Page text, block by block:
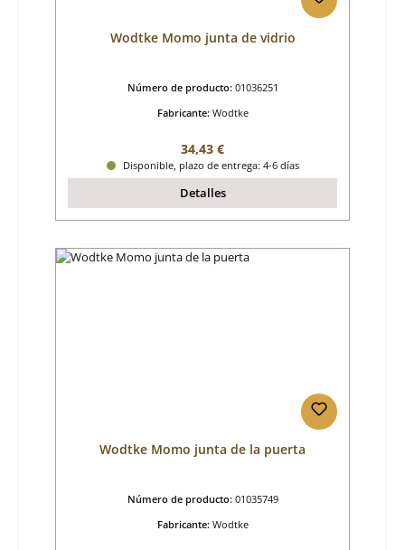
Wodtke Momo junta de vidrio
Número de producto: 01036251
Fabricante: Wodtke
Precio normal:
34,43 €
Disponible, plazo de entrega: 4-6 días
Detalles
Wodtke Momo junta de la puerta
Número de producto: 01035749
Fabricante: Wodtke